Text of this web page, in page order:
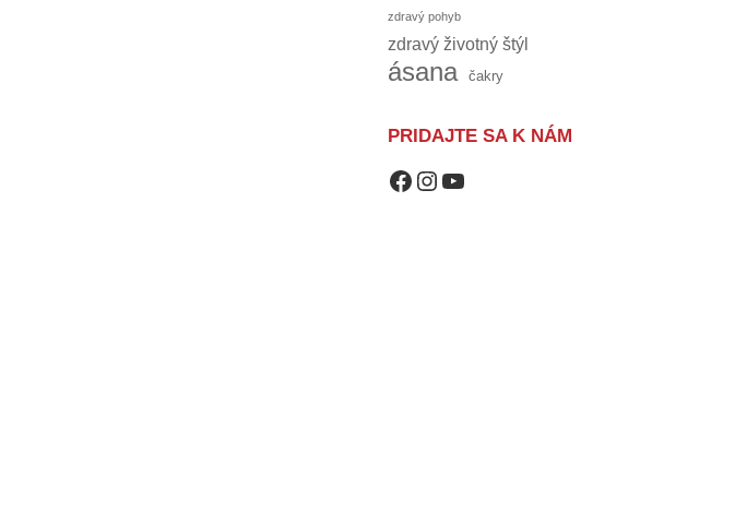
zdravý pohyb
zdravý životný štýl
ásana čakry
PRIDAJTE SA K NÁM
https://www.facebook.com/akademiaasana/?ref=bookmarks
https://www.instagram.com/
https://www.youtube.com/channel/UCvRmx8SqfglylSDOudCnB0Q?view_as=subscriber